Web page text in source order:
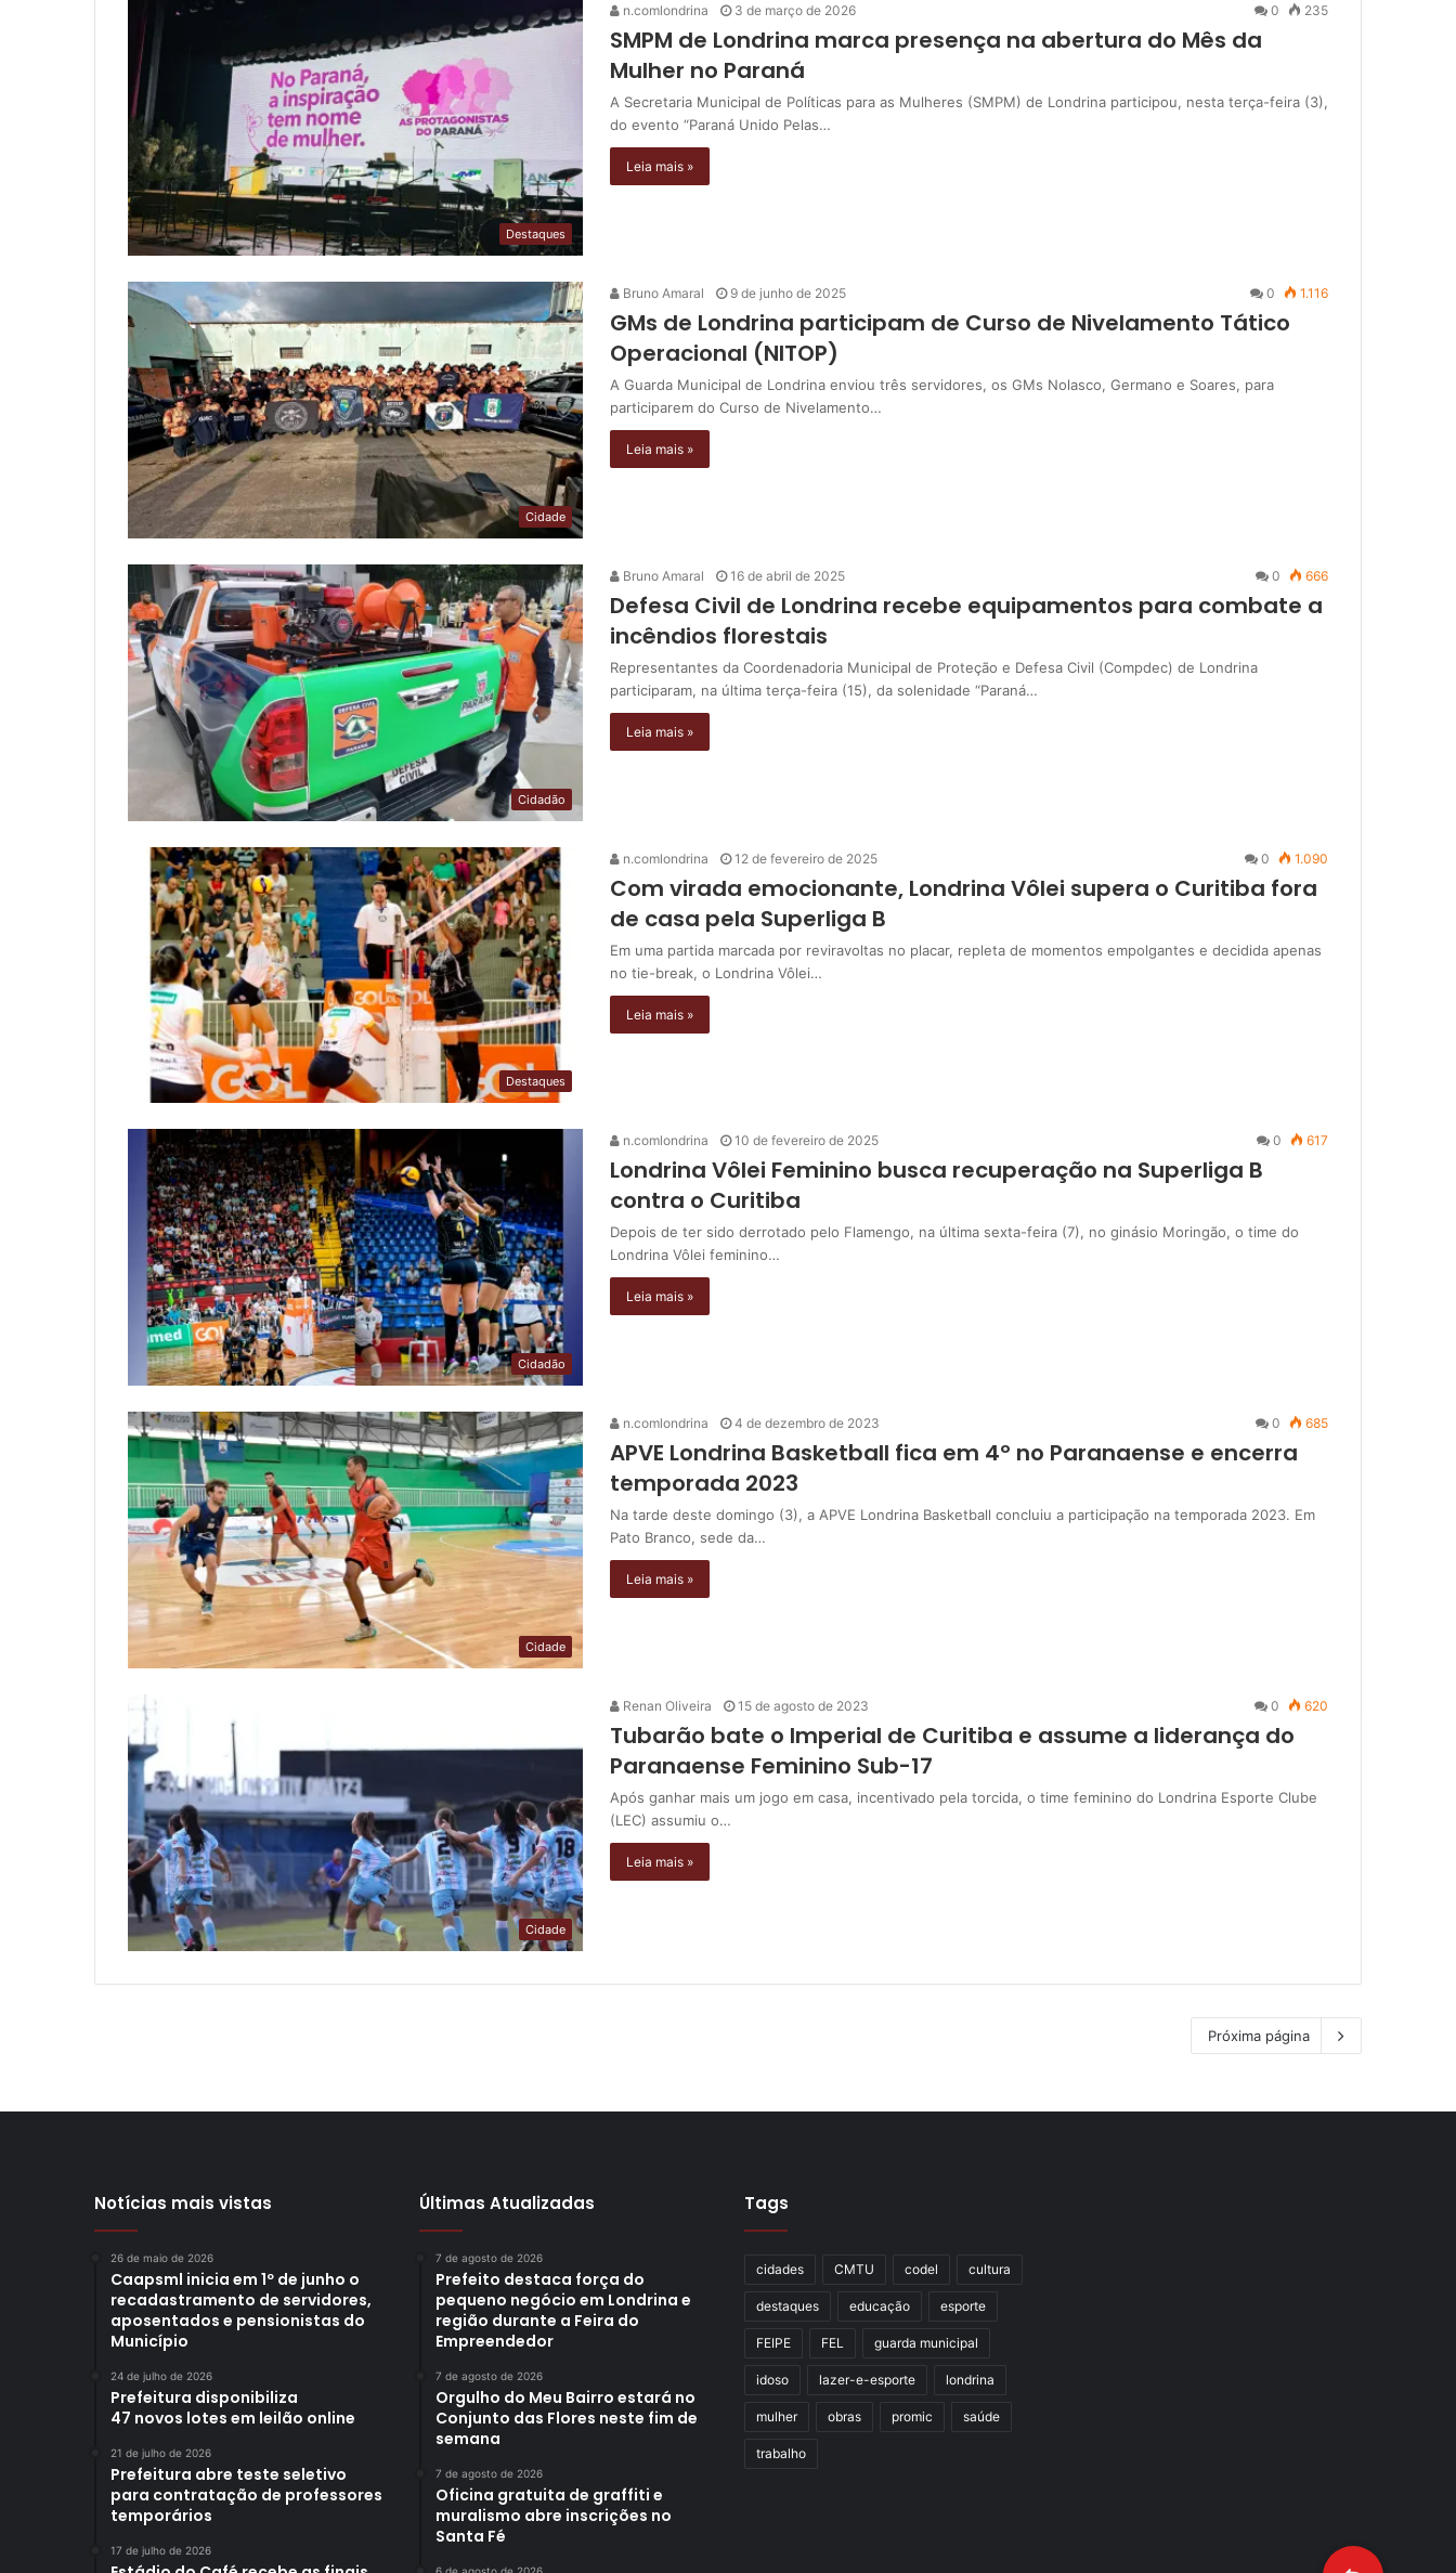
Destaques
n.comlondrina 3 de março de 2026 0 235
SMPM de Londrina marca presença na abertura do Mês da
Mulher no Paraná
A Secretaria Municipal de Políticas para as Mulheres (SMPM) de Londrina participou, nesta terça-feira (3),
do evento “Paraná Unido Pelas…
Leia mais »
Cidade
Bruno Amaral 9 de junho de 2025 0 1.116
GMs de Londrina participam de Curso de Nivelamento Tático
Operacional (NITOP)
A Guarda Municipal de Londrina enviou três servidores, os GMs Nolasco, Germano e Soares, para
participarem do Curso de Nivelamento…
Leia mais »
Cidadão
Bruno Amaral 16 de abril de 2025 0 666
Defesa Civil de Londrina recebe equipamentos para combate a
incêndios florestais
Representantes da Coordenadoria Municipal de Proteção e Defesa Civil (Compdec) de Londrina
participaram, na última terça-feira (15), da solenidade “Paraná…
Leia mais »
Destaques
n.comlondrina 12 de fevereiro de 2025 0 1.090
Com virada emocionante, Londrina Vôlei supera o Curitiba fora
de casa pela Superliga B
Em uma partida marcada por reviravoltas no placar, repleta de momentos empolgantes e decidida apenas
no tie-break, o Londrina Vôlei…
Leia mais »
Cidadão
n.comlondrina 10 de fevereiro de 2025 0 617
Londrina Vôlei Feminino busca recuperação na Superliga B
contra o Curitiba
Depois de ter sido derrotado pelo Flamengo, na última sexta-feira (7), no ginásio Moringão, o time do
Londrina Vôlei feminino…
Leia mais »
Cidade
n.comlondrina 4 de dezembro de 2023 0 685
APVE Londrina Basketball fica em 4º no Paranaense e encerra
temporada 2023
Na tarde deste domingo (3), a APVE Londrina Basketball concluiu a participação na temporada 2023. Em
Pato Branco, sede da…
Leia mais »
Cidade
Renan Oliveira 15 de agosto de 2023 0 620
Tubarão bate o Imperial de Curitiba e assume a liderança do
Paranaense Feminino Sub-17
Após ganhar mais um jogo em casa, incentivado pela torcida, o time feminino do Londrina Esporte Clube
(LEC) assumiu o…
Leia mais »
Próxima página
Notícias mais vistas
26 de maio de 2026
Caapsml inicia em 1º de junho o
recadastramento de servidores,
aposentados e pensionistas do
Município
24 de julho de 2026
Prefeitura disponibiliza
47 novos lotes em leilão online
21 de julho de 2026
Prefeitura abre teste seletivo
para contratação de professores
temporários
17 de julho de 2026
Últimas Atualizadas
7 de agosto de 2026
Prefeito destaca força do
pequeno negócio em Londrina e
região durante a Feira do
Empreendedor
7 de agosto de 2026
Orgulho do Meu Bairro estará no
Conjunto das Flores neste fim de
semana
7 de agosto de 2026
Oficina gratuita de graffiti e
muralismo abre inscrições no
Santa Fé
Tags
cidades CMTU codel cultura
destaques educação esporte
FEIPE FEL guarda municipal
idoso lazer-e-esporte londrina
mulher obras promic saúde
trabalho